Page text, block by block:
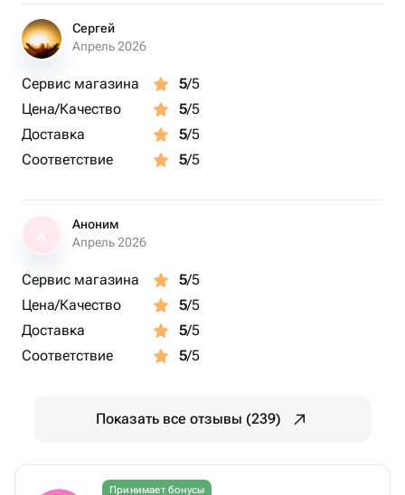
Сергей
Апрель 2026
Сервис магазина 5/5
Цена/Качество
5/5
Доставка
5/5
Соответствие
5/5
Аноним
Апрель 2026
Сервис магазина 5/5
Цена/Качество
5/5
Доставка
5/5
Соответствие
5/5
Показать все отзывы (239)
Принимает бонусы